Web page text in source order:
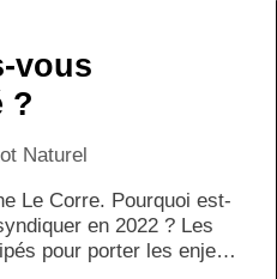
vous
?
Naturel
Le Corre. Pourquoi est-
en 2022 ? Les
pour porter les enjeux